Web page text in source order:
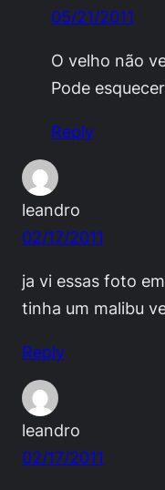
05/21/2011
O velho não
Pode
Reply
leandro
02/17/2011
ja vi essas foto
tinha um malibu
Reply
leandro
02/17/2011